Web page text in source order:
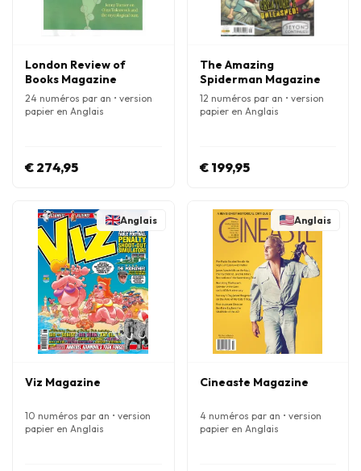
London Review of
Books Magazine
24 numéros par an • version
papier en Anglais
€ 274,95
The Amazing
Spiderman Magazine
12 numéros par an • version
papier en Anglais
€ 199,95
Anglais
Viz Magazine
10 numéros par an • version
papier en Anglais
Anglais
Cineaste Magazine
4 numéros par an • version
papier en Anglais